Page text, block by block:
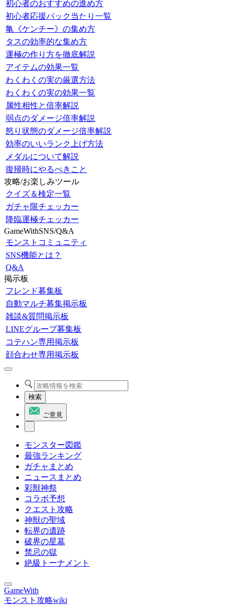
初心者のおすすめの進め方
初心者応援パック当たり一覧
亀《ケンチー》の集め方
タスの効率的な集め方
運極の作り方を徹底解説
アイテムの効果一覧
わくわくの実の厳選方法
わくわくの実の効果一覧
属性相性と倍率解説
弱点のダメージ倍率解説
怒り状態のダメージ倍率解説
効率のいいランク上げ方法
メダルについて解説
復帰時にやるべきこと
攻略/お楽しみツール
クイズ＆検定一覧
ガチャ限チェッカー
降臨運極チェッカー
GameWithSNS/Q&A
モンストコミュニティ
SNS機能とは？
Q&A
掲示板
フレンド募集板
自動マルチ募集掲示板
雑談&質問掲示板
LINEグループ募集板
コテハン専用掲示板
顔合わせ専用掲示板
検索
ご意見
モンスター図鑑
最強ランキング
ガチャまとめ
ニュースまとめ
彩獣神祭
コラボ予想
クエスト攻略
神獣の聖域
転界の遺跡
破界の星墓
禁忌の獄
絶級トーナメント
GameWith
モンスト攻略wiki